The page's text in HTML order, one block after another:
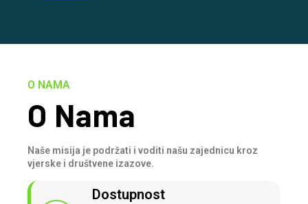
O NAMA
O Nama
Naše misija je podržati i voditi našu zajednicu kroz
vjerske i društvene izazove.
Dostupnost